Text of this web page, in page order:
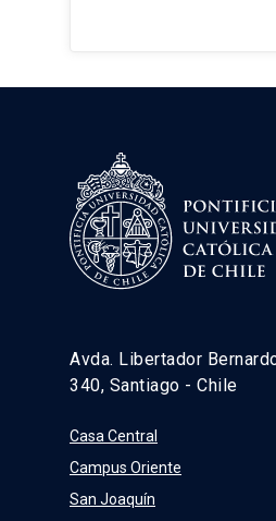
Avda. Libertador
340, Santiago - Chile
Casa Central
Campus Oriente
San Joaquín